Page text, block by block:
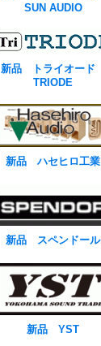
SUN AUDIO
新品 トライオード
TRIODE
新品 ハセヒロ工業
新品 スペンドール
新品 YST